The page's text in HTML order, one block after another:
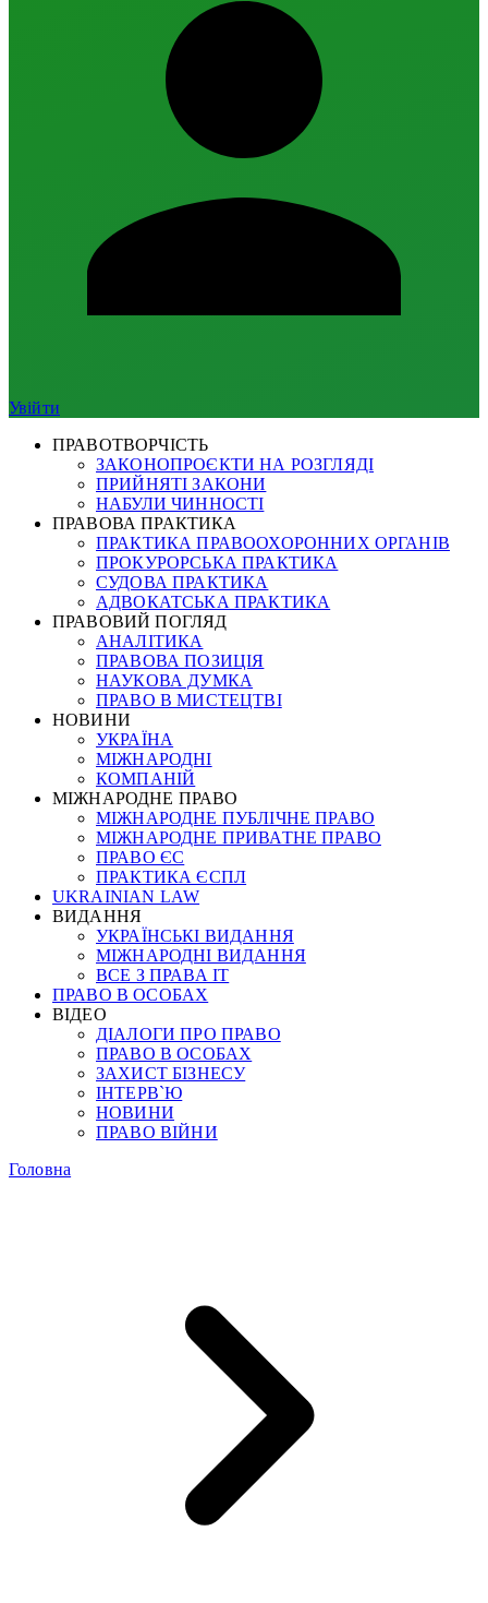
Увійти
ПРАВОТВОРЧІСТЬ
ЗАКОНОПРОЄКТИ НА РОЗГЛЯДІ
ПРИЙНЯТІ ЗАКОНИ
НАБУЛИ ЧИННОСТІ
ПРАВОВА ПРАКТИКА
ПРАКТИКА ПРАВООХОРОННИХ ОРГАНІВ
ПРОКУРОРСЬКА ПРАКТИКА
СУДОВА ПРАКТИКА
АДВОКАТСЬКА ПРАКТИКА
ПРАВОВИЙ ПОГЛЯД
АНАЛІТИКА
ПРАВОВА ПОЗИЦІЯ
НАУКОВА ДУМКА
ПРАВО В МИСТЕЦТВІ
НОВИНИ
УКРАЇНА
МІЖНАРОДНІ
КОМПАНІЙ
МІЖНАРОДНЕ ПРАВО
МІЖНАРОДНЕ ПУБЛІЧНЕ ПРАВО
МІЖНАРОДНЕ ПРИВАТНЕ ПРАВО
ПРАВО ЄС
ПРАКТИКА ЄСПЛ
UKRAINIAN LAW
ВИДАННЯ
УКРАЇНСЬКІ ВИДАННЯ
МІЖНАРОДНІ ВИДАННЯ
ВСЕ З ПРАВА ІТ
ПРАВО В ОСОБАХ
ВІДЕО
ДІАЛОГИ ПРО ПРАВО
ПРАВО В ОСОБАХ
ЗАХИСТ БІЗНЕСУ
ІНТЕРВ`Ю
НОВИНИ
ПРАВО ВІЙНИ
Головна